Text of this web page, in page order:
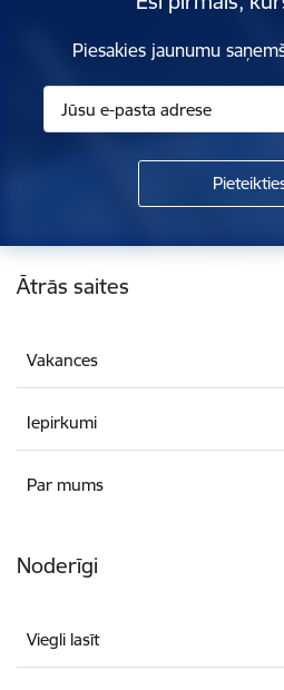
Piesakies jaunumu
Kājene
Ātrās saites
Vakances
Iepirkumi
Par mums
Noderīgi
Viegli lasīt